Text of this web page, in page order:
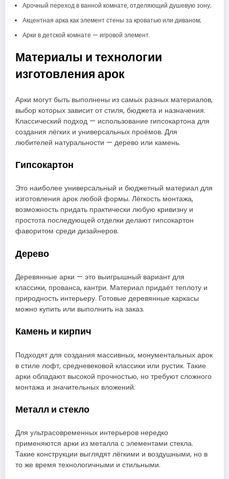
Арочный переход в ванной комнате, отделяющий душевую зону;
Акцентная арка как элемент стены за кроватью или диваном;
Арки в детской комнате — игровой элемент.
Материалы и технологии
изготовления арок
Арки могут быть выполнены из самых разных материалов,
выбор которых зависит от стиля, бюджета и назначения.
Классический подход — использование гипсокартона для
создания лёгких и универсальных проёмов. Для
любителей натуральности — дерево или камень.
Гипсокартон
Это наиболее универсальный и бюджетный материал для
изготовления арок любой формы. Лёгкость монтажа,
возможность придать практически любую кривизну и
простота последующей отделки делают гипсокартон
фаворитом среди дизайнеров.
Дерево
Деревянные арки — это выигрышный вариант для
классики, прованса, кантри. Материал придаёт теплоту и
природность интерьеру. Готовые деревянные каркасы
можно купить или выполнить на заказ.
Камень и кирпич
Подходят для создания массивных, монументальных арок
в стиле лофт, средневековой классики или рустик. Такие
арки обладают высокой прочностью, но требуют сложного
монтажа и значительных вложений.
Металл и стекло
Для ультрасовременных интерьеров нередко
применяются арки из металла с элементами стекла.
Такие конструкции выглядят лёгкими и воздушными, но в
то же время технологичными и стильными.